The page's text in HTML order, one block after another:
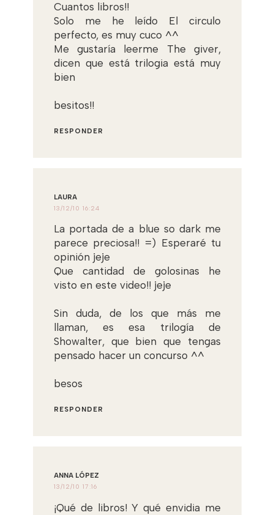
Cuantos libros!!
Solo me he leído El circulo
perfecto, es muy cuco ^^
Me gustaría leerme The giver,
dicen que está trilogia está muy
bien
besitos!!
RESPONDER
LAURA
13/12/10 16:24
La portada de a blue so dark me
parece preciosa!! =) Esperaré tu
opinión jeje
Que cantidad de golosinas he
visto en este video!! jeje
Sin duda, de los que más me
llaman, es esa trilogía de
Showalter, que bien que tengas
pensado hacer un concurso ^^
besos
RESPONDER
ANNA LÓPEZ
13/12/10 17:16
¡Qué de libros! Y qué envidia me